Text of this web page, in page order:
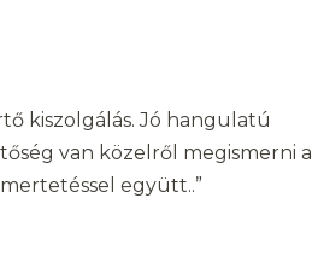
kiszolgálás. Jó hangulatú
van közelről megismerni a
együtt..”